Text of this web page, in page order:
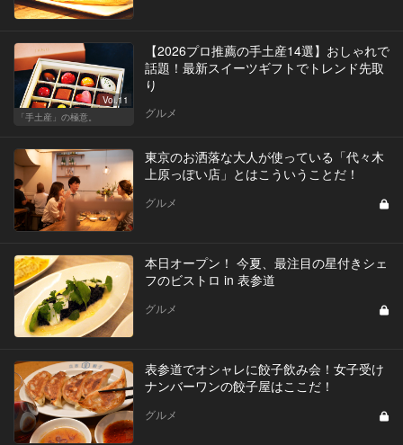
Vol.11
「手土産」の極意。
【2026プロ推薦の手土産14選】おしゃれで
話題！最新スイーツギフトでトレンド先取
り
グルメ
東京のお洒落な大人が使っている「代々木
上原っぽい店」とはこういうことだ！
グルメ
本日オープン！ 今夏、最注目の星付きシェ
フのビストロ in 表参道
グルメ
表参道でオシャレに餃子飲み会！女子受け
ナンバーワンの餃子屋はここだ！
グルメ